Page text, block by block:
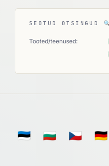
SEOTUD OTSINGUD 🔍
Tooted/teenused:
🇪🇪 🇧🇬 🇨🇿 🇩🇪